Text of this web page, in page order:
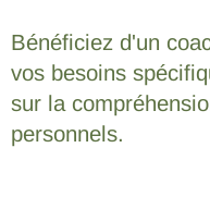
Bénéficiez d'un
vos besoins
sur la
personnels.